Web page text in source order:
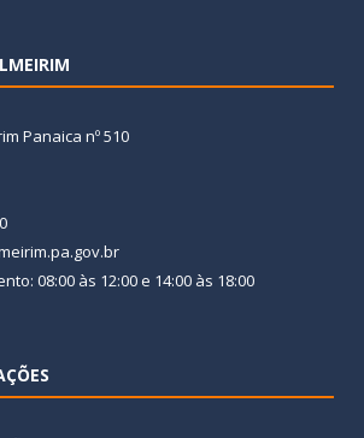
Panaica nº 510
08:00 às 12:00 e 14:00 às 18:00